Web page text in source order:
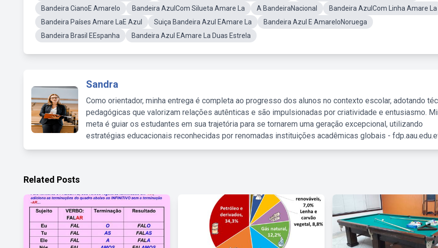
Bandeira CianoE Amarelo
Bandeira AzulCom Silueta Amare La A BandeiraNacional
Bandeira AzulCom Linha Amare La
Bandeira Países Amare LaE Azul
Suiça Bandeira Azul EAmare La
Bandeira Azul E AmareloNoruega
Bandeira Brasil EEspanha
Bandeira Azul EAmare La Duas Estrela
Sandra
Como orientador, minha entrega é completa ao progresso dos alunos no contexto escolar, adotando
pedagógicas que valorizam relações autênticas e são impulsionadas por criatividade e entusiasmo.
meta é guiar os estudantes em sua trajetória para se tornarem uma geração excepcional, utilizando
estratégias educacionais reconhecidas por renomadas instituições acadêmicas globais -
Related Posts